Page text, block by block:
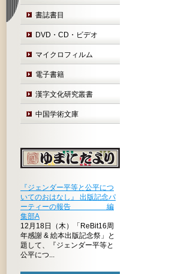
書誌書目
DVD・CD・ビデオ
マイクロフィルム
電子書籍
漢字文化研究叢書
中国学術文庫
『ジェンダー平等と公平につ
いてのおはなし』 出版記念パ
ーティーの報告 編
集部A
12月18日（木）「ReBit16周
年感謝 & 絵本出版記念祭」と
題して、『ジェンダー平等と
公平につ...